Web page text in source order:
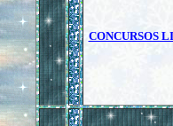
CONCURSOS